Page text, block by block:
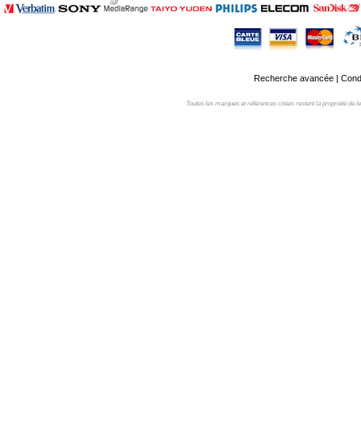
Recherche avancée|
Toutes les marques et références citées restent la propriété de